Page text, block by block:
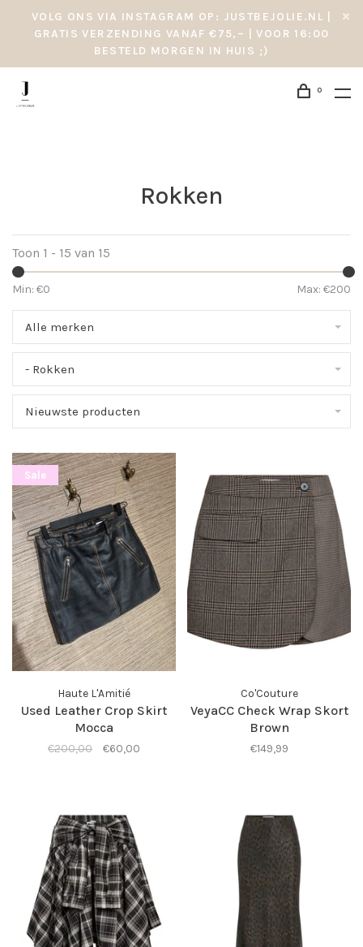
VOLG ONS VIA INSTAGRAM OP: JUSTBEJOLIE.NL |
GRATIS VERZENDING VANAF €75,– | VOOR 16:00
BESTELD MORGEN IN HUIS ;)
0
Rokken
Toon 1 - 15 van 15
Min: €0 Max: €200
Alle merken
- Rokken
Nieuwste producten
Sale
Haute L'Amitié
Used Leather Crop Skirt
Mocca
€200,00 €60,00
Co'Couture
VeyaCC Check Wrap Skort
Brown
€149,99